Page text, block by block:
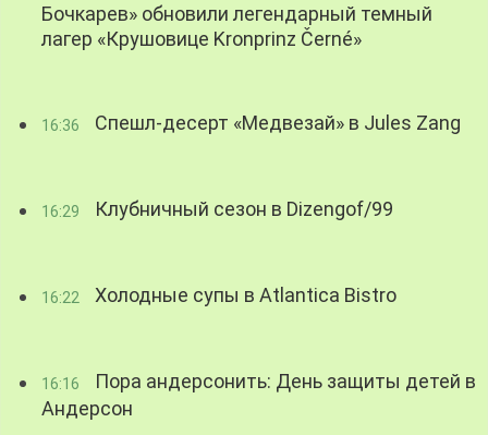
Бочкарев» обновили легендарный темный
лагер «Крушовице Kronprinz Černé»
16:36 Спешл-десерт «Медвезай» в Jules Zang
16:29 Клубничный сезон в Dizengof/99
16:22 Холодные супы в Atlantica Bistro
16:16
Пора андерсонить: День защиты детей в
Андерсон